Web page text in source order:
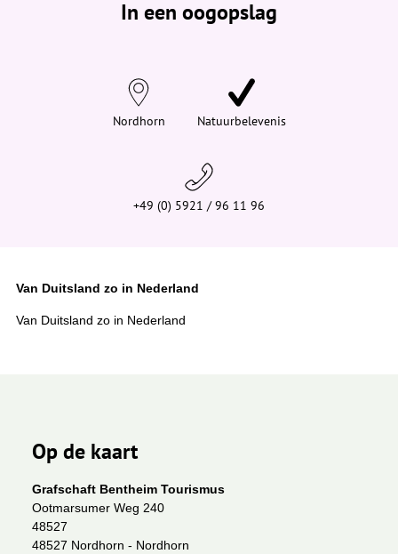
In een oogopslag
Nordhorn Natuurbelevenis
+49 (0) 5921 / 96 11 96
Van Duitsland zo in Nederland
Van Duitsland zo in Nederland
Op de kaart
Grafschaft Bentheim Tourismus
Ootmarsumer Weg 240
48527
48527 Nordhorn - Nordhorn